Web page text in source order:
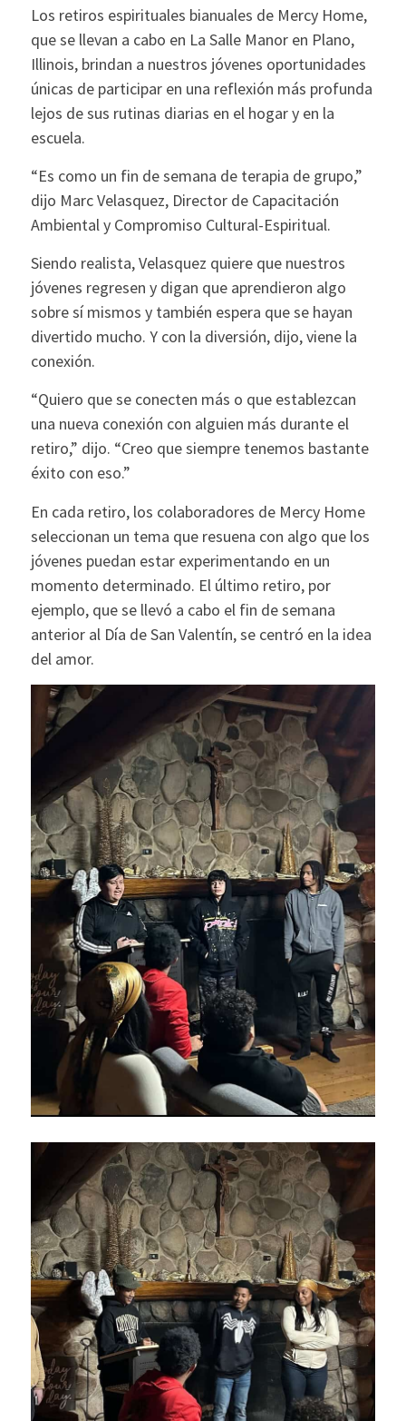
Los retiros espirituales bianuales de Mercy Home,
que se llevan a cabo en La Salle Manor en Plano,
Illinois, brindan a nuestros jóvenes oportunidades
únicas de participar en una reflexión más profunda
lejos de sus rutinas diarias en el hogar y en la
escuela.
“Es como un fin de semana de terapia de grupo,”
dijo Marc Velasquez, Director de Capacitación
Ambiental y Compromiso Cultural-Espiritual.
Siendo realista, Velasquez quiere que nuestros
jóvenes regresen y digan que aprendieron algo
sobre sí mismos y también espera que se hayan
divertido mucho. Y con la diversión, dijo, viene la
conexión.
“Quiero que se conecten más o que establezcan
una nueva conexión con alguien más durante el
retiro,” dijo. “Creo que siempre tenemos bastante
éxito con eso.”
En cada retiro, los colaboradores de Mercy Home
seleccionan un tema que resuena con algo que los
jóvenes puedan estar experimentando en un
momento determinado. El último retiro, por
ejemplo, que se llevó a cabo el fin de semana
anterior al Día de San Valentín, se centró en la idea
del amor.